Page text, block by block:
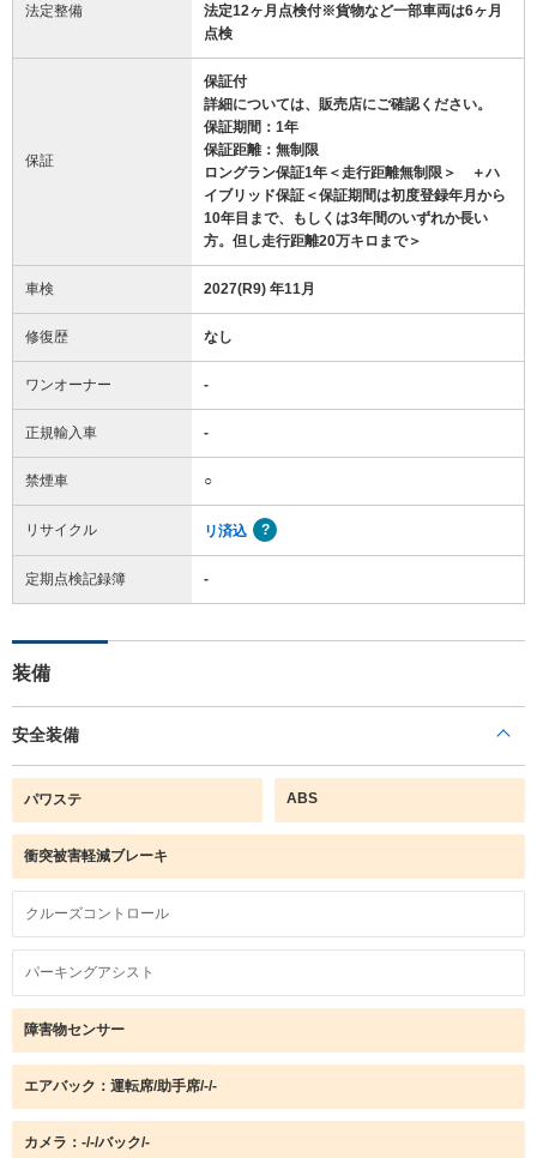
法定整備
法定12ヶ月点検付※貨物など一部車両は6ヶ月
点検
保証
保証付
詳細については、販売店にご確認ください。
保証期間：1年
保証距離：無制限
ロングラン保証1年＜走行距離無制限＞ ＋ハ
イブリッド保証＜保証期間は初度登録年月から
10年目まで、もしくは3年間のいずれか長い
方。但し走行距離20万キロまで＞
車検 2027(R9) 年11月
修復歴 なし
ワンオーナー -
正規輸入車 -
禁煙車 ○
リサイクル リ済込
定期点検記録簿 -
装備
安全装備
パワステ ABS
衝突被害軽減ブレーキ
クルーズコントロール
パーキングアシスト
障害物センサー
エアバック：運転席/助手席/-/-
カメラ：-/-/バック/-